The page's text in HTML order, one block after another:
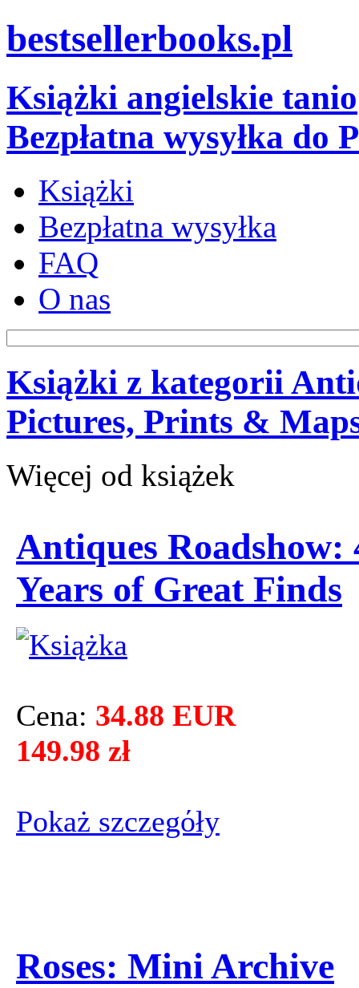
bestsellerbooks.pl
Książki angielskie tanio
Bezpłatna wysyłka do
Książki
Bezpłatna wysyłka
FAQ
O nas
Książki z kategorii
Pictures, Prints &
Więcej od książek
Antiques Roadshow:
Years of Great Finds
Cena: 34.88 EUR
149.98 zł
Pokaż szczegόły
Roses: Mini Archive